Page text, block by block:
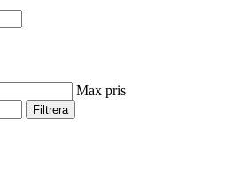
Max pris
Filtrera